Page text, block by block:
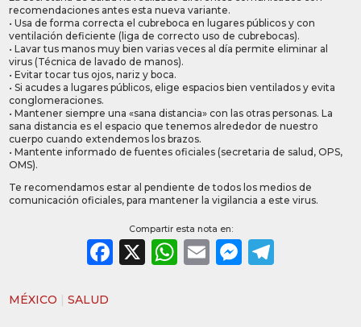
recomendaciones antes esta nueva variante.
• Usa de forma correcta el cubreboca en lugares públicos y con
ventilación deficiente (liga de correcto uso de cubrebocas).
• Lavar tus manos muy bien varias veces al día permite eliminar al
virus (Técnica de lavado de manos).
• Evitar tocar tus ojos, nariz y boca.
• Si acudes a lugares públicos, elige espacios bien ventilados y evita
conglomeraciones.
• Mantener siempre una «sana distancia» con las otras personas. La
sana distancia es el espacio que tenemos alrededor de nuestro
cuerpo cuando extendemos los brazos.
• Mantente informado de fuentes oficiales (secretaria de salud, OPS,
OMS).
Te recomendamos estar al pendiente de todos los medios de
comunicación oficiales, para mantener la vigilancia a este virus.
Compartir esta nota en:
Facebook
X WhatsApp
Email
MÉXICO |SALUD